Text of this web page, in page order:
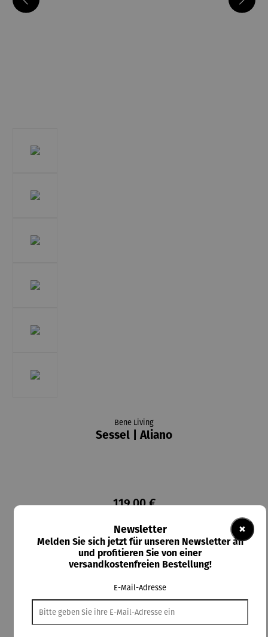
Bene Living
Sessel | Aliano
119,00 €
Durchschnittliche Bewertung von 5 von 5 Sternen
1 Bewertung
Farbauswahlauswählen
beige blau braun dunkelgrau
×
Newsletter
Melden Sie sich jetzt für unseren Newsletter an
und profitieren Sie von einer
versandkostenfreien Bestellung!
E-Mail-Adresse